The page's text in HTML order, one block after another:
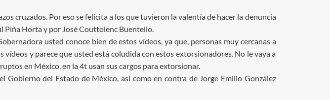
cruzados. Por eso se felicita a los que tuvieron la valentía de hacer la denuncia
Piña Horta y por José Couttolenc Buentello.
usted conoce bien de estos vídeos, ya que, personas muy cercanas a
y parece que usted está coludida con estos extorsionadores. No le vaya a
en México, en la 4t usan sus cargos para extorsionar.
del Estado de México, así como en contra de Jorge Emilio González